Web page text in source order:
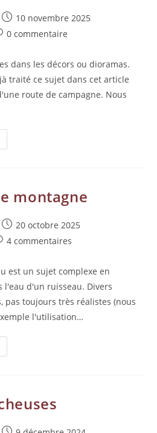
10 novembre 2025
0 commentaire
dans les décors ou dioramas.
traité ce sujet dans cet article
route de campagne. Nous
montagne
20 octobre 2025
4 commentaires
est un sujet complexe en
l'eau d'un ruisseau. Divers
pas toujours très réalistes (nous
l'utilisation…